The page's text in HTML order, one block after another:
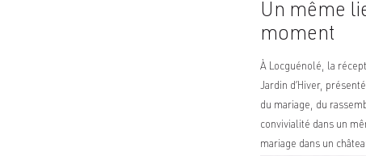
Un même
moment
À Locguénolé, la
Jardin d’Hiver,
du mariage, du
convivialité dans un
mariage dans un